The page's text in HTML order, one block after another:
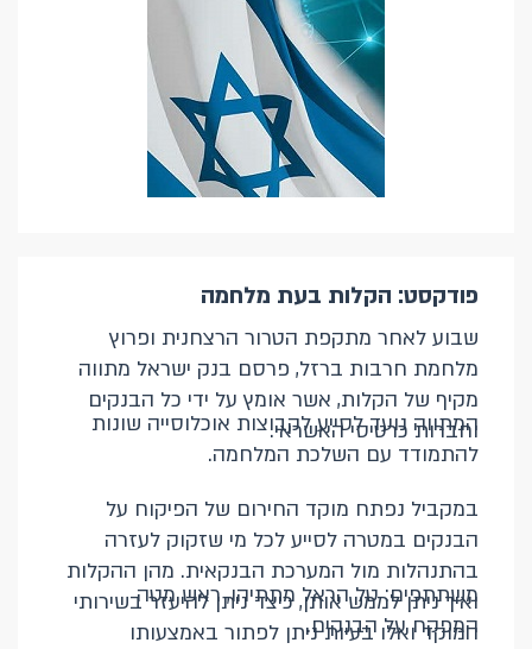
פודקסט: הקלות בעת מלחמה
שבוע לאחר מתקפת הטרור הרצחנית ופרוץ
מלחמת חרבות ברזל, פרסם בנק ישראל מתווה
מקיף של הקלות, אשר אומץ על ידי כל הבנקים
וחברות כרטיסי האשראי.
המתווה נועד לסייע לקבוצות אוכלוסייה שונות
להתמודד עם השלכת המלחמה.
במקביל נפתח מוקד החירום של הפיקוח על
הבנקים במטרה לסייע לכל מי שזקוק לעזרה
בהתנהלות מול המערכת הבנקאית. מהן ההקלות
ואיך ניתן לממש אותן, כיצד ניתן להיעזר בשירותי
המוקד ואלו בעיות ניתן לפתור באמצעותו
משתתפים: טל הראל מתתיהו, ראש מטה
המפקח על הבנקים.